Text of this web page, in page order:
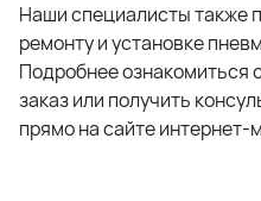
Наши специалисты также
ремонту и установке
Подробнее ознакомиться
заказ или получить
прямо на сайте интернет-